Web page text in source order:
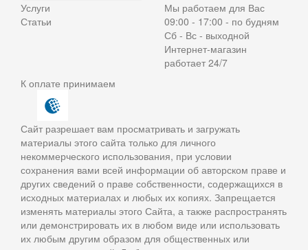
Услуги
Статьи
Мы работаем для Вас
09:00 - 17:00 - по будням
Сб - Вс - выходной
Интернет-магазин
работает 24/7
К оплате принимаем
Сайт разрешает вам просматривать и загружать
материалы этого сайта только для личного
некоммерческого использования, при условии
сохранения вами всей информации об авторском праве и
других сведений о праве собственности, содержащихся в
исходных материалах и любых их копиях. Запрещается
изменять материалы этого Сайта, а также распространять
или демонстрировать их в любом виде или использовать
их любым другим образом для общественных или